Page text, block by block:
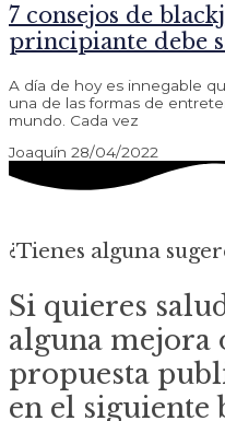
7 consejos de
principiante debe
A día de hoy es innegable
una de las formas de
mundo. Cada vez
Joaquín 28/04/2022
¿Tienes alguna
Si quieres
alguna mejora
propuesta
en el siguiente